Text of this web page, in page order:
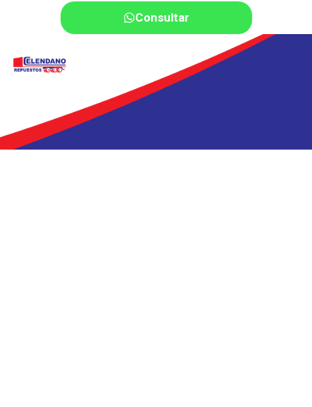
Consultar